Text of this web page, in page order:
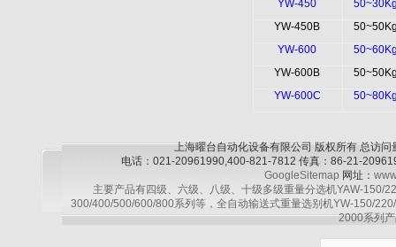
YW-450
YW-450B
YW-600
YW-600B
YW-600C
上海曜台自动化设备有限公司 版权所有 总访问
电话：021-20961990,400-821-7812 传真：86-21-
GoogleSitemap 网址：
主要产品有四级、六级、八级、十级多级重量分选机YAW-
300/400/500/600/800系列等，全自动输送式重量选别机YW-150/
2000系列